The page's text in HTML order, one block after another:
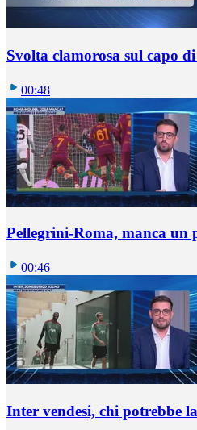
Svolta clamorosa sul capo
00:48
Pellegrini-Roma, manca un
00:46
Inter vendesi, chi potrebbe